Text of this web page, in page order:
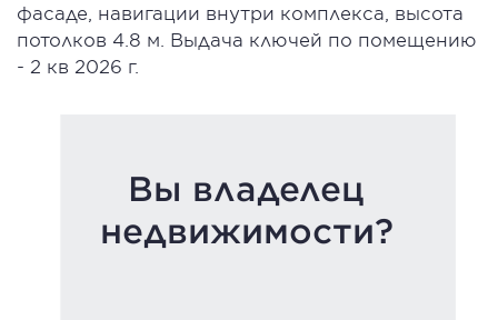
фасаде, навигации внутри комплекса, высота
потолков 4.8 м. Выдача ключей по помещению
- 2 кв 2026 г.
Вы владелец
недвижимости?